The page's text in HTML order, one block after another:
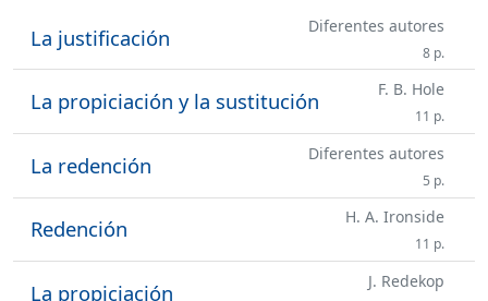
La justificación
Diferentes autores
8 p.
La propiciación y la sustitución F. B. Hole
11 p.
La redención Diferentes autores
5 p.
Redención H. A. Ironside
11 p.
La propiciación J. Redekop